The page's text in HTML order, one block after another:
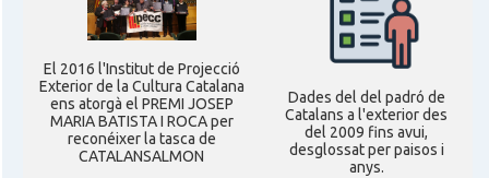
El 2016 l'Institut de Projecció
Exterior de la Cultura Catalana
ens atorgà el PREMI JOSEP
MARIA BATISTA I ROCA per
reconéixer la tasca de
CATALANSALMON
Dades del del padró de
Catalans a l'exterior des
del 2009 fins avui,
desglossat per paisos i
anys.